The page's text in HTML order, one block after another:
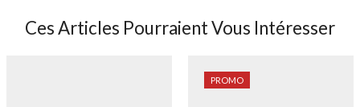
Ces Articles Pourraient Vous Intéresser
PROMO